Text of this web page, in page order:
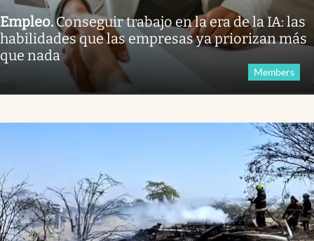
Empleo.Conseguir trabajo en la era de la IA: las
habilidades que las empresas ya priorizan más
que nada
Members